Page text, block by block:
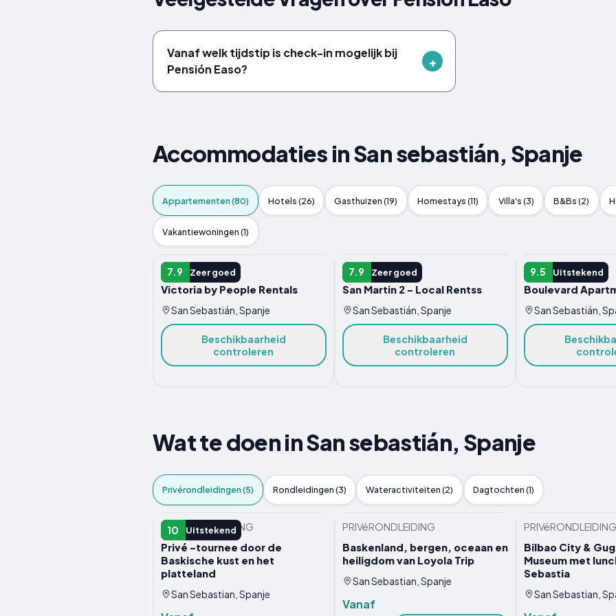
Vanaf welk tijdstip is check-in mogelijk bij
Pensión Easo?
Accommodaties in San sebastián, Spanje
Appartementen (80) Hotels (26) Gasthuizen (19) Homestays (11) Villa's (3) B&Bs (2)
Vakantiewoningen (1)
7.9 Zeer goed
APPARTEMENT
Victoria by People Rentals
San Sebastián, Spanje
Beschikbaarheid
controleren
7.9 Zeer goed
APPARTEMENT
San Martin 2 - Local Rentss
San Sebastián, Spanje
Beschikbaarheid
controleren
9.5 Uitstekend
APPARTEMENT
Boulevard
San Sebastián,
Wat te doen in San sebastián, Spanje
Privérondleidingen (5) Rondleidingen (3) Wateractiviteiten (2) Dagtochten (1)
10 Uitstekend
PRIVéRONDLEIDING
Privé -tournee door de
Baskische kust en het
platteland
San Sebastian, Spanje
PRIVéRONDLEIDING
Baskenland, bergen, oceaan en
heiligdom van Loyola Trip
San Sebastian, Spanje
Vanaf
PRIVéRONDLEIDING
Bilbao City &
Museum met
Sebastia
San Sebastian,